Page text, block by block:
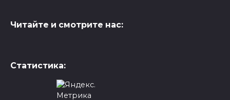
Читайте и смотрите нас:
Статистика: